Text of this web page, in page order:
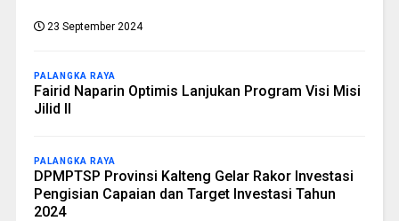
23 September 2024
PALANGKA RAYA
Fairid Naparin Optimis Lanjukan Program Visi Misi
Jilid II
PALANGKA RAYA
DPMPTSP Provinsi Kalteng Gelar Rakor Investasi
Pengisian Capaian dan Target Investasi Tahun
2024